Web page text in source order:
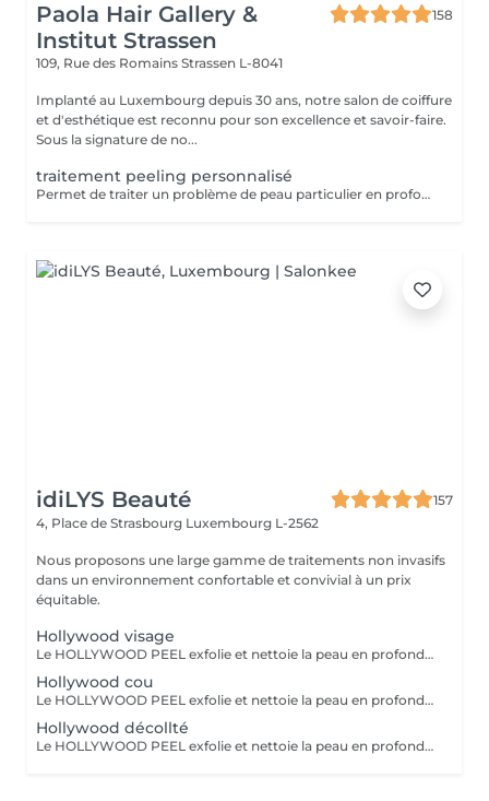
Paola Hair Gallery &
Institut Strassen
158
109, Rue des Romains Strassen L-8041
Implanté au Luxembourg depuis 30 ans, notre salon de coiffure
et d'esthétique est reconnu pour son excellence et savoir-faire.
Sous la signature de no...
traitement peeling personnalisé
Permet de traiter un problème de peau particulier en profondeur par exfoliation, sans traumatisme important pour la peau. Avec quatre produits domicile. Fréquence toutes les deux semaines. Exposition au soleil interdite sans protection pendant la durée du traitement. Tous nos soins et traitements sont mixtes hommes et femmes. Les traitements en cure sont valables six mois. Sur conseil de votre esthéticienne, des combinaisons de soins et de traitements sont possibles, afin d'obtenir un résultat optimal. Attention certain traitements nécessitent des explications préalables ainsi qu'une commande spécifique des coffrets et de soins personnalisés.
idiLYS Beauté
157
4, Place de Strasbourg Luxembourg L-2562
Nous proposons une large gamme de traitements non invasifs
dans un environnement confortable et convivial à un prix
équitable.
Hollywood visage
Le HOLLYWOOD PEEL exfolie et nettoie la peau en profondeur au laser pour un teint plus lisse, lumineux et des pores visiblement resserrés. La LUMINOTHÉRAPIE du visage consiste à exposer la peau à des lumières LED afin de stimuler le renouvellement cellulaire et améliorer l'éclat du teint.
Hollywood cou
Le HOLLYWOOD PEEL exfolie et nettoie la peau en profondeur au laser pour un teint plus lisse, lumineux et des pores visiblement resserrés. La LUMINOTHÉRAPIE du cou consiste à exposer la peau à des lumières LED afin de stimuler le renouvellement cellulaire et améliorer la texture de la peau.
Hollywood décollté
Le HOLLYWOOD PEEL exfolie et nettoie la peau en profondeur au laser pour un teint plus lisse, lumineux et des pores visiblement resserrés. La LUMINOTHÉRAPIE du décolleté consiste à exposer la peau à des lumières LED afin de stimuler le renouvellement cellulaire et améliorer la texture de la peau.